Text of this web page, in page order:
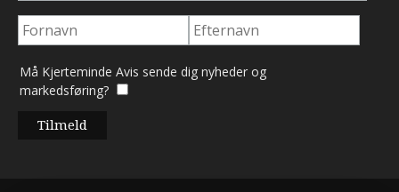
Må Kjerteminde Avis sende dig nyheder og
markedsføring?